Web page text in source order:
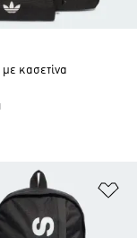
κασετίνα
Λίστα Επιθυμιών